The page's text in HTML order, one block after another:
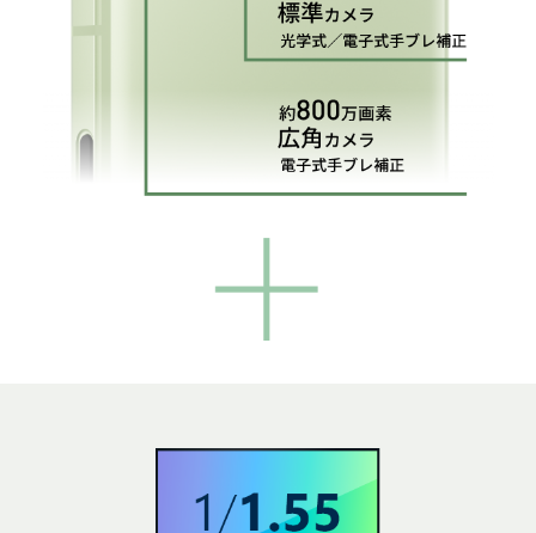
スマートフォンアクセサリー